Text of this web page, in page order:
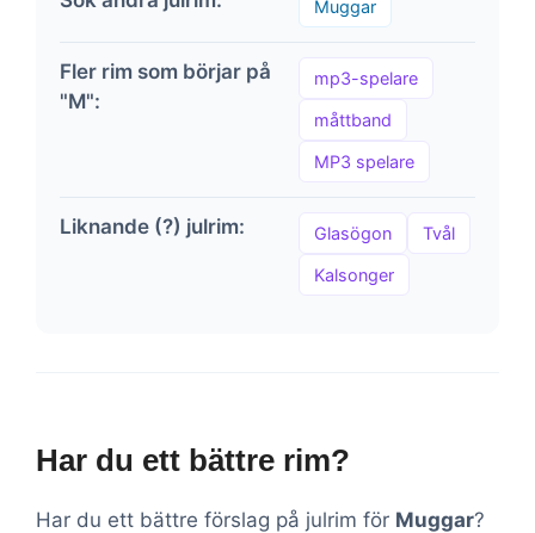
Muggar
Fler rim som börjar på
"M":
mp3-spelare
måttband
MP3 spelare
Liknande (?) julrim: Glasögon Tvål
Kalsonger
Har du ett bättre rim?
Har du ett bättre förslag på julrim för Muggar?